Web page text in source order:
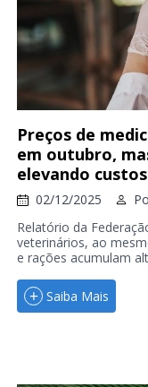
Preços de
em outubro,
elevando
02/12/2025
Relatório da
veterinários, ao
e rações acumulam
Saiba Mais